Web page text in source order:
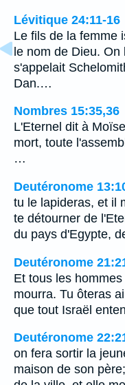
Lévitique 24:11-16
Le fils de la femme
le nom de Dieu.
s'appelait
Dan.…
Nombres 15:35,36
L'Eternel dit à
mort, toute
…
Deutéronome
tu le lapideras, et il
te détourner de
du pays d'Egypte,
Deutéronome
Et tous les
mourra. Tu ôteras
que tout Israël
Deutéronome
on fera sortir la
maison de son